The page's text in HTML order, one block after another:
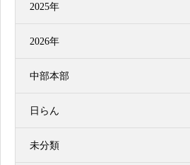
2025年
2026年
中部本部
日らん
未分類